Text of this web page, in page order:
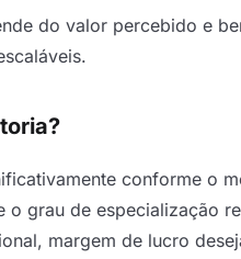
do valor percebido e
conforme o
grau de especialização
margem de lucro